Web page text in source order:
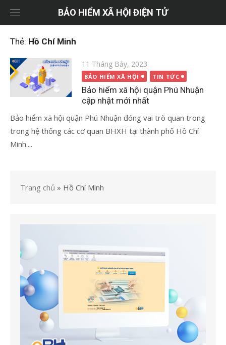
dung
BẢO HIỂM XÃ HỘI ĐIỆN TỬ
Thẻ: Hồ Chí Minh
Đăng
vào
11 Tháng Bảy, 2023
BẢO HIỂM XÃ HỘI TIN TỨC
Bảo hiểm xã hội quận Phú Nhuận
cập nhật mới nhất
Bảo hiểm xã hội quận Phú Nhuận đóng vai trò quan trong
trong hệ thống các cơ quan BHXH tại thành phố Hồ Chí
Minh....
Trang chủ » Hồ Chí Minh